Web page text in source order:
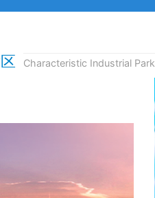
Characteristic Industrial Park